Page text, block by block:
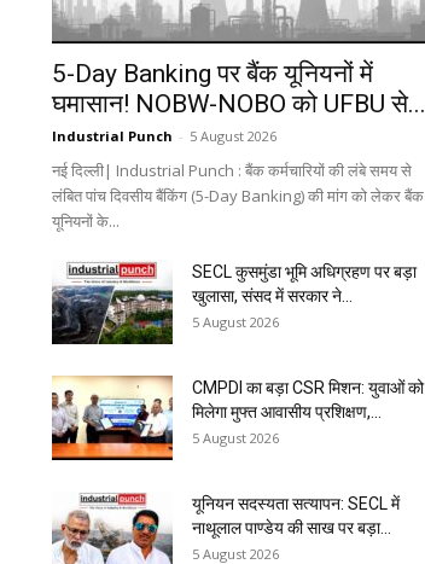
5-Day Banking पर बैंक यूनियनों में
घमासान! NOBW-NOBO को UFBU से...
Industrial Punch - 5 August 2026
नई दिल्ली| Industrial Punch : बैंक कर्मचारियों की लंबे समय से
लंबित पांच दिवसीय बैंकिंग (5-Day Banking) की मांग को लेकर बैंक
यूनियनों के...
SECL कुसमुंडा भूमि अधिग्रहण पर बड़ा
खुलासा, संसद में सरकार ने...
5 August 2026
CMPDI का बड़ा CSR मिशन: युवाओं को
मिलेगा मुफ्त आवासीय प्रशिक्षण,...
5 August 2026
यूनियन सदस्यता सत्यापन: SECL में
नाथूलाल पाण्डेय की साख पर बड़ा...
5 August 2026